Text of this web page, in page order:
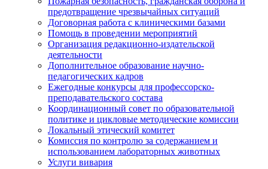
предотвращение чрезвычайных ситуаций
Договорная работа с клиническими базами
Помощь в проведении мероприятий
Организация редакционно-издательской
деятельности
Дополнительное образование научно-
педагогических кадров
Ежегодные конкурсы для профессорско-
преподавательского состава
Координационный совет по образовательной
политике и цикловые методические комиссии
Локальный этический комитет
Комиссия по контролю за содержанием и
использованием лабораторных животных
Услуги вивария